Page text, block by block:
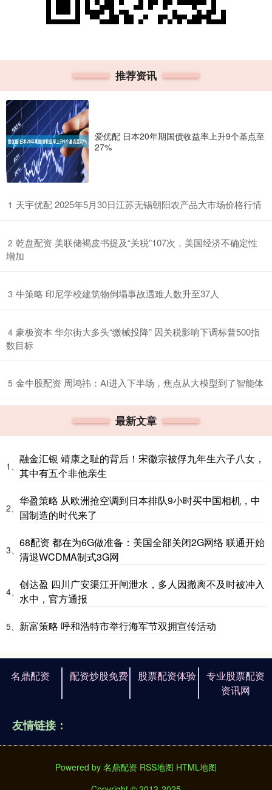
推荐资讯
爱优配 日本20年期国债收益率上升9个基点至
27%
1 ​天宇优配 2025年5月30日江苏无锡朝阳农产品大市场价格行情
2 ​乾盘配资 美联储褐皮书提及“关税”107次，美国经济不确定性
增加
3 ​牛策略 印尼学校建筑物倒塌事故遇难人数升至37人
4 ​豪极资本 华尔街大多头“缴械投降” 因关税影响下调标普500指
数目标
5 ​金牛股配资 周鸿祎：AI进入下半场，焦点从大模型到了智能体
最新文章
1、
融金汇银 靖康之耻的背后！宋徽宗被俘九年生六子八女，
其中有五个非他亲生
2、
华盈策略 从欧洲抢空调到日本排队9小时买中国相机，中
国制造的时代来了
3、
68配资 都在为6G做准备：美国全部关闭2G网络 联通开始
清退WCDMA制式3G网
4、
创达盈 四川广安渠江开闸泄水，多人因撤离不及时被冲入
水中，官方通报
5、 新富策略 呼和浩特市举行海军节双拥宣传活动
名鼎配资 配资炒股免费 股票配资体验
专业股票配资
资讯网
友情链接：
Powered by 名鼎配资 RSS地图 HTML地图